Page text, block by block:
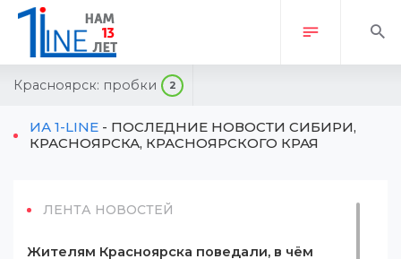
Красноярск: пробки 2
ИА 1-LINE - ПОСЛЕДНИЕ НОВОСТИ СИБИРИ,
КРАСНОЯРСКА, КРАСНОЯРСКОГО КРАЯ
ЛЕНТА НОВОСТЕЙ
Жителям Красноярска поведали, в чём